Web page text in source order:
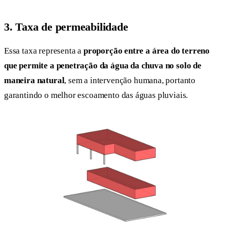
3. Taxa de permeabilidade
Essa taxa representa a proporção entre a área do terreno
que permite a penetração da água da chuva no solo de
maneira natural, sem a intervenção humana, portanto
garantindo o melhor escoamento das águas pluviais.